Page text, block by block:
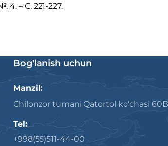
4. – С. 221-227.
Bog'lanish uchun
Manzil:
Chilonzor tumani Qatortol ko'chasi 60B
Tel:
+998(55)511-44-00